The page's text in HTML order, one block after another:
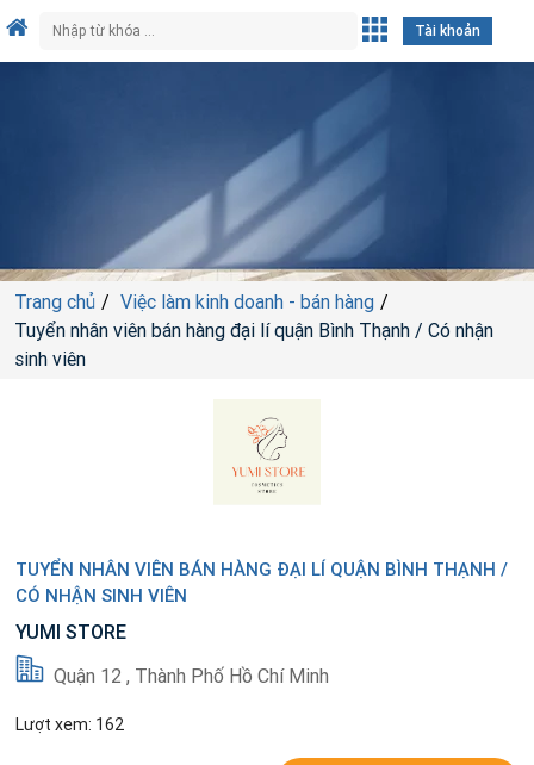
Tài khoản
Trang chủ
Việc làm kinh doanh - bán hàng
Tuyển nhân viên bán hàng đại lí quận Bình Thạnh / Có nhận
sinh viên
TUYỂN NHÂN VIÊN BÁN HÀNG ĐẠI LÍ QUẬN BÌNH THẠNH /
CÓ NHẬN SINH VIÊN
YUMI STORE
Quận 12 , Thành Phố Hồ Chí Minh
Lượt xem: 162